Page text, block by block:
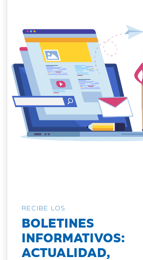
RECIBE LOS
BOLETINES
INFORMATIVOS:
ACTUALIDAD,